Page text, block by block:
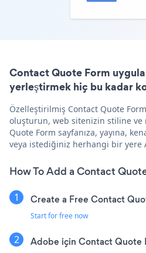
Contact Quote Form
yerleştirmek hiç bu kadar
Özelleştirilmiş Contact Quote
oluşturun, web sitenizin stiline ve
Quote Form sayfanıza, yayına,
veya istediğiniz herhangi bir yere
How To Add a Contact
Create a Free Contact
Start for free now
Adobe için Contact Quote